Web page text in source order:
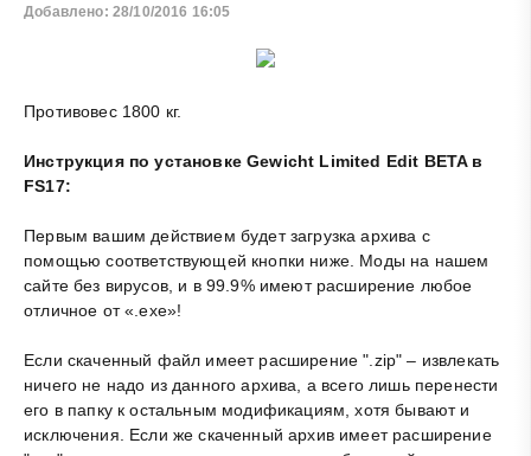
Добавлено: 28/10/2016 16:05
Противовес 1800 кг.
Инструкция по установке Gewicht Limited Edit BETA в
FS17:
Первым вашим действием будет загрузка архива с
помощью соответствующей кнопки ниже. Моды на нашем
сайте без вирусов, и в 99.9% имеют расширение любое
отличное от «.exe»!
Если скаченный файл имеет расширение ".zip" – извлекать
ничего не надо из данного архива, а всего лишь перенести
его в папку к остальным модификациям, хотя бывают и
исключения. Если же скаченный архив имеет расширение